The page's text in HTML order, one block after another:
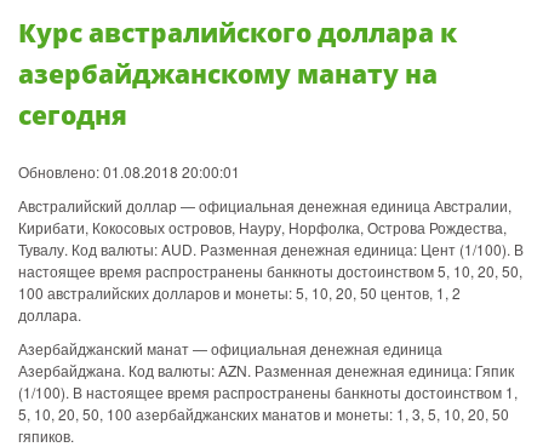
Курс австралийского доллара к
азербайджанскому манату на
сегодня
Обновлено: 01.08.2018 20:00:01
Австралийский доллар — официальная денежная единица Австралии,
Кирибати, Кокосовых островов, Науру, Норфолка, Острова Рождества,
Тувалу. Код валюты: AUD. Разменная денежная единица: Цент (1/100). В
настоящее время распространены банкноты достоинством 5, 10, 20, 50,
100 австралийских долларов и монеты: 5, 10, 20, 50 центов, 1, 2
доллара.
Азербайджанский манат — официальная денежная единица
Азербайджана. Код валюты: AZN. Разменная денежная единица: Гяпик
(1/100). В настоящее время распространены банкноты достоинством 1,
5, 10, 20, 50, 100 азербайджанских манатов и монеты: 1, 3, 5, 10, 20, 50
гяпиков.